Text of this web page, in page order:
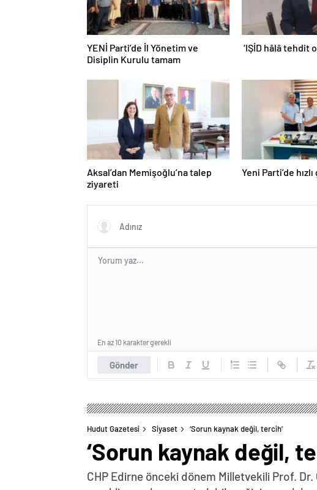
YENİ Parti’de İl Yönetim ve
Disiplin Kurulu tamam
‘IŞİD hâlâ tehdit
Aksal’dan Memişoğlu’na talep
ziyareti
Yeni Parti’de
Gönder
En az 10 karakter gerekli
Hudut Gazetesi Siyaset ‘Sorun kaynak değil, tercih’
‘Sorun kaynak değil,
CHP Edirne önceki dönem Milletvekili Prof.